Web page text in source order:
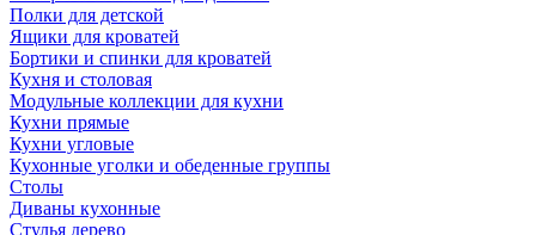
Полки для детской
Ящики для кроватей
Бортики и спинки для кроватей
Кухня и столовая
Модульные коллекции для кухни
Кухни прямые
Кухни угловые
Кухонные уголки и обеденные группы
Столы
Диваны кухонные
Стулья дерево